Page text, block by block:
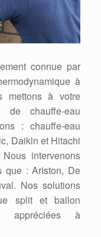
connue par
à
mettons à votre
de chauffe-eau
: chauffe-eau
Daikin et Hitachi
intervenons
que : Ariston, De
Nos solutions
split et ballon
appréciées à